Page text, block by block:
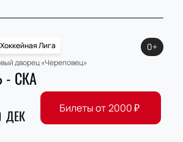
Лига
дворец «Череповец»
- СКА
ДЕК
0+
Билеты от2000₽